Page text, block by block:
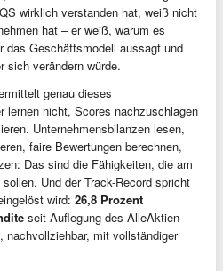
wirklich verstanden hat, weiß nicht
hat – er weiß, warum es
das Geschäftsmodell aussagt und
sich verändern würde.
genau dieses
lernen nicht, Scores nachzuschlagen
Unternehmensbilanzen lesen,
faire Bewertungen berechnen,
Das sind die Fähigkeiten, die am
Und der Track-Record spricht
wird: 26,8 Prozent
seit Auflegung des AlleAktien-
nachvollziehbar, mit vollständiger